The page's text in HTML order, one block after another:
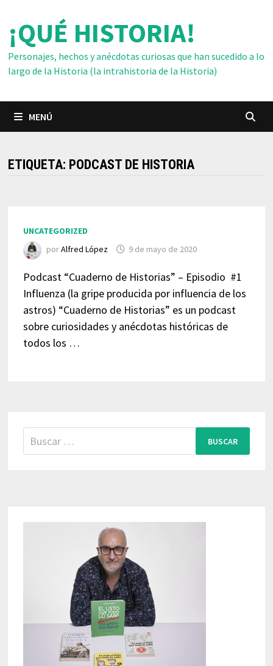
contenido
¡QUÉ HISTORIA!
Personajes, hechos y anécdotas curiosas que han sucedido a lo
largo de la Historia (la intrahistoria de la Historia)
MENÚ
ETIQUETA: PODCAST DE HISTORIA
UNCATEGORIZED
porAlfred López 9 de mayo de 2020
Podcast “Cuaderno de Historias” – Episodio #1
Influenza (la gripe producida por influencia de los
astros) “Cuaderno de Historias” es un podcast
sobre curiosidades y anécdotas históricas de
todos los …
Buscar: